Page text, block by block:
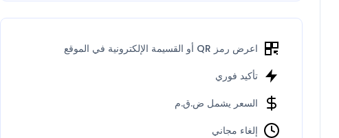
اعرض رمز QR أو القسيمة الإلكترونية في الموقع
تأكيد فوري
السعر يشمل ض.ق.م
إلغاء مجاني